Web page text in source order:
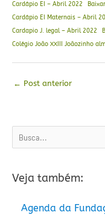
Cardápio EI – Abril 2022
Baixar
Cardápio EI Maternais – Abril
Cardapio J. legal – Abril 2022
Colégio João XXIII Joãozinho
← Post anterior
Pesquisar
Veja também:
Agenda da